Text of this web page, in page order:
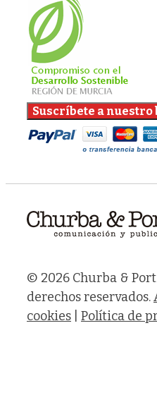
© 2026 Churba &
derechos reservados.
cookies
Política de